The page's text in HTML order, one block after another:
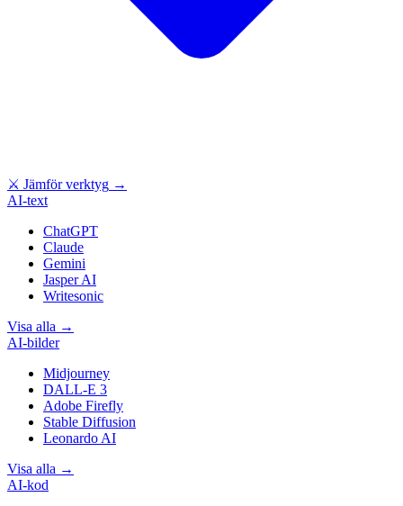
⚔ Jämför verktyg →
AI-text
ChatGPT
Claude
Gemini
Jasper AI
Writesonic
Visa alla →
AI-bilder
Midjourney
DALL-E 3
Adobe Firefly
Stable Diffusion
Leonardo AI
Visa alla →
AI-kod